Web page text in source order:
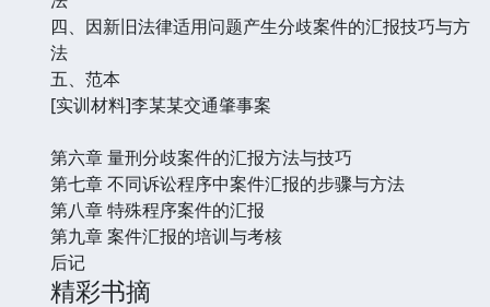
四、因新旧法律适用问题产生分歧案件的汇报技巧与方
法
五、范本
[实训材料]李某某交通肇事案
第六章 量刑分歧案件的汇报方法与技巧
第七章 不同诉讼程序中案件汇报的步骤与方法
第八章 特殊程序案件的汇报
第九章 案件汇报的培训与考核
后记
精彩书摘